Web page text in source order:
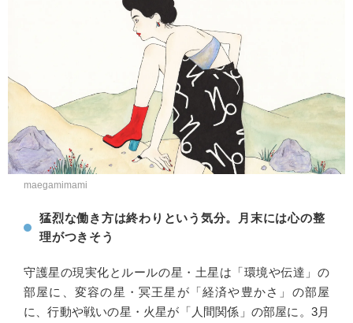
maegamimami
猛烈な働き方は終わりという気分。月末には心の整
理がつきそう
守護星の現実化とルールの星・土星は「環境や伝達」の
部屋に、変容の星・冥王星が「経済や豊かさ」の部屋
に、行動や戦いの星・火星が「人間関係」の部屋に。3月